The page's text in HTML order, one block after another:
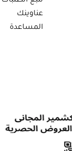
عناوينك
المساعدة